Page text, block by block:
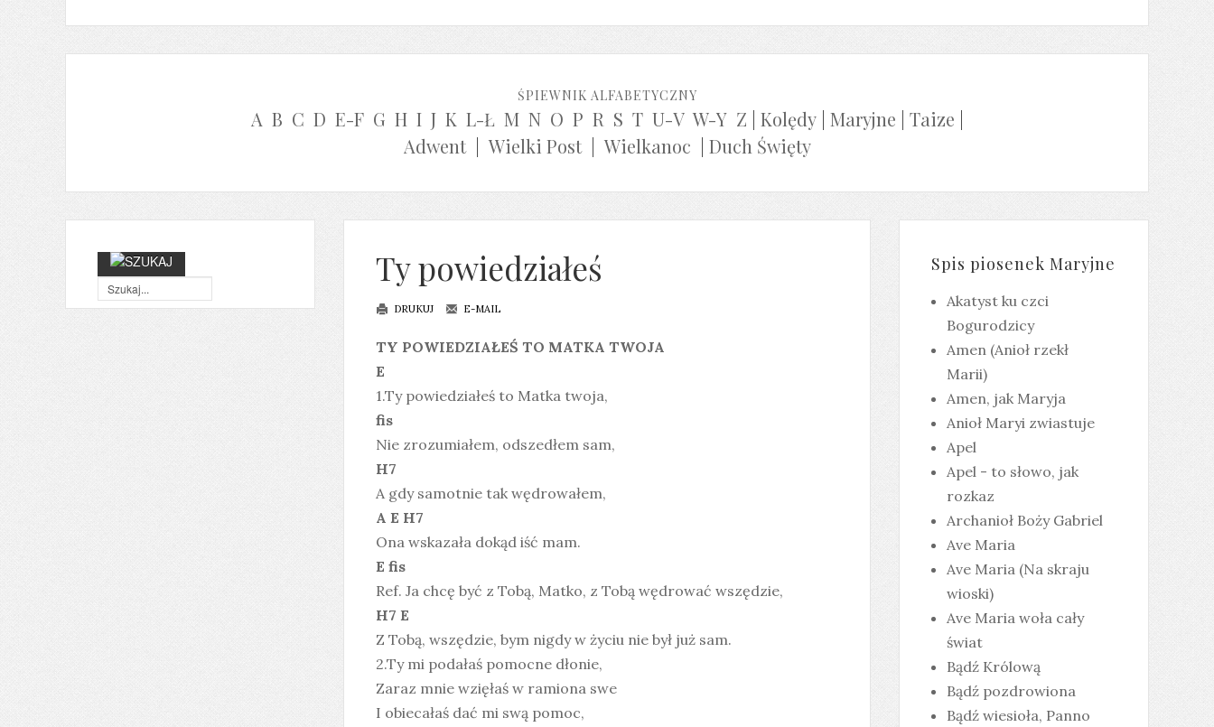
ŚPIEWNIK ALFABETYCZNY
A B C D E-F G H I J K L-Ł M N O P R S T U-V W-Y Z Kolędy| Maryjne Taize
Adwent| Wielki Post| Wielkanoc Duch Święty
Ty powiedziałeś
DRUKUJ E-MAIL
TY POWIEDZIAŁEŚ TO MATKA TWOJA
E
1.Ty powiedziałeś to Matka twoja,
fis
Nie zrozumiałem, odszedłem sam,
H7
A gdy samotnie tak wędrowałem,
A E H7
Ona wskazała dokąd iść mam.
E fis
Ref. Ja chcę być z Tobą, Matko, z Tobą wędrować wszędzie,
H7 E
Z Tobą, wszędzie, bym nigdy w życiu nie był już sam.
2.Ty mi podałaś pomocne dłonie,
Zaraz mnie wzięłaś w ramiona swe
I obiecałaś dać mi swą pomoc,
Spis piosenek Maryjne
Akatyst ku czci
Bogurodzicy
Amen (Anioł rzekł
Marii)
Amen, jak Maryja
Anioł Maryi zwiastuje
Apel
Apel - to słowo, jak
rozkaz
Archanioł Boży Gabriel
Ave Maria
Ave Maria (Na skraju
wioski)
Ave Maria woła cały
świat
Bądź Królową
Bądź pozdrowiona
Bądź wiesioła, Panno